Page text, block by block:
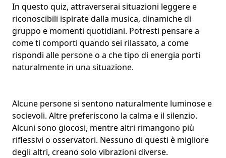
In questo quiz, attraverserai situazioni leggere e
riconoscibili ispirate dalla musica, dinamiche di
gruppo e momenti quotidiani. Potresti pensare a
come ti comporti quando sei rilassato, a come
rispondi alle persone o a che tipo di energia porti
naturalmente in una situazione.
Alcune persone si sentono naturalmente luminose e
socievoli. Altre preferiscono la calma e il silenzio.
Alcuni sono giocosi, mentre altri rimangono più
riflessivi o osservatori. Nessuno di questi è migliore
degli altri, creano solo vibrazioni diverse.